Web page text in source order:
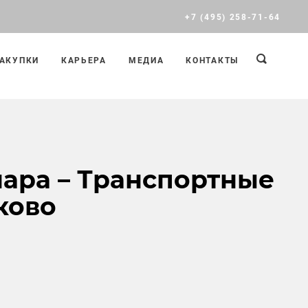
+7 (495) 258-71-64
КАРЬЕРА МЕДИА КОНТАКТЫ
– Транспортные